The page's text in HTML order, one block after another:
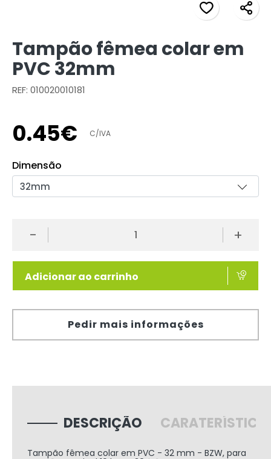
Tampão fêmea colar em
PVC 32mm
REF: 010020010181
0.45€ C/IVA
Dimensão
- +
Adicionar ao carrinho
Pedir mais informações
DESCRIÇÃO
Tampão fêmea colar em PVC - 32 mm - BZW, para